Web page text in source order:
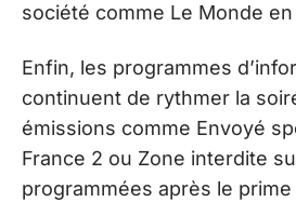
société comme Le Monde
Enfin, les programmes
continuent de rythmer la
émissions comme Envoyé
France 2 ou Zone interdite
programmées après le prime